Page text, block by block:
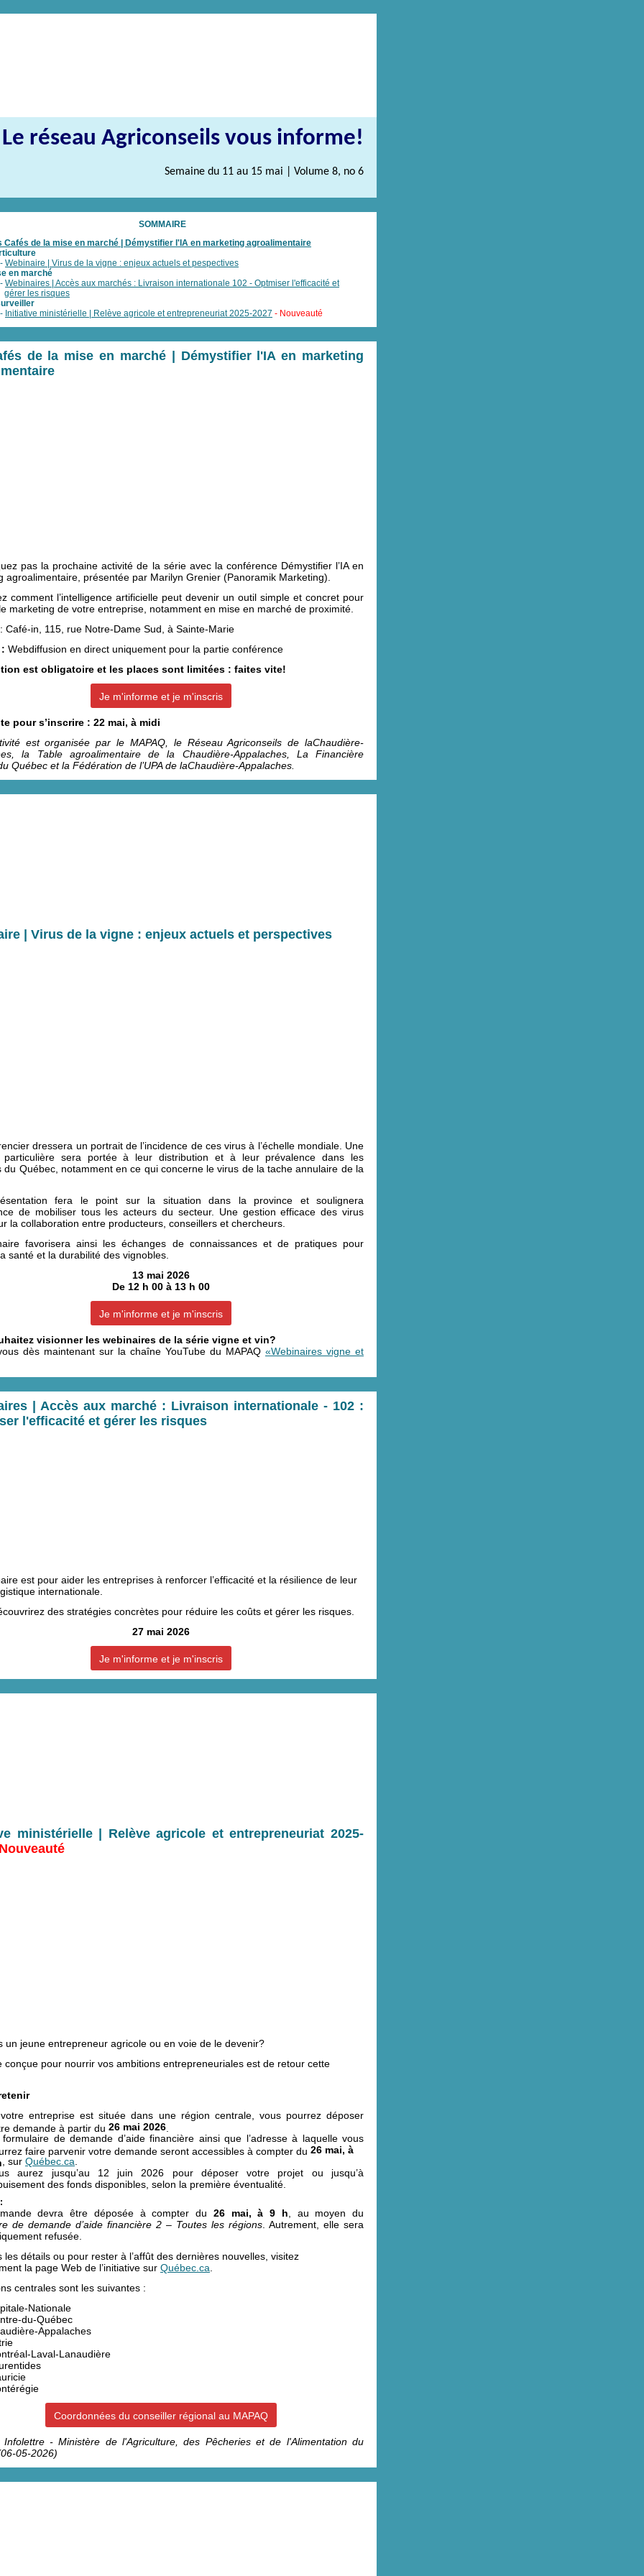
Le réseau Agriconseils vous informe!
Semaine du 11 au 15 mai | Volume 8, no 6
SOMMAIRE
Cafés de la mise en marché | Démystifier l'IA en marketing agroalimentaire
Webinaire | Virus de la vigne : enjeux actuels et pespectives
en marché
- Webinaires | Accès aux marchés : Livraison internationale 102 - Optmiser l'efficacité et
gérer les risques
Initiative ministérielle | Relève agricole et entrepreneuriat 2025-2027 - Nouveauté
de la mise en marché | Démystifier l'IA en marketing
pas la prochaine activité de la série avec la conférence Démystifier l’IA en
agroalimentaire, présentée par Marilyn Grenier (Panoramik Marketing).
comment l’intelligence artificielle peut devenir un outil simple et concret pour
marketing de votre entreprise, notamment en mise en marché de proximité.
: Café-in, 115, rue Notre-Dame Sud, à Sainte-Marie
Webdiffusion en direct uniquement pour la partie conférence
est obligatoire et les places sont limitées : faites vite!
Je m'informe et je m'inscris
pour s’inscrire : 22 mai, à midi
est organisée par le MAPAQ, le Réseau Agriconseils de laChaudière-
la Table agroalimentaire de la Chaudière-Appalaches, La Financière
Québec et la Fédération de l’UPA de laChaudière-Appalaches.
| Virus de la vigne : enjeux actuels et perspectives
dressera un portrait de l’incidence de ces virus à l’échelle mondiale. Une
particulière sera portée à leur distribution et à leur prévalence dans les
du Québec, notamment en ce qui concerne le virus de la tache annulaire de la
fera le point sur la situation dans la province et soulignera
de mobiliser tous les acteurs du secteur. Une gestion efficace des virus
la collaboration entre producteurs, conseillers et chercheurs.
favorisera ainsi les échanges de connaissances et de pratiques pour
santé et la durabilité des vignobles.
13 mai 2026
De 12 h 00 à 13 h 00
Je m'informe et je m'inscris
visionner les webinaires de la série vigne et vin?
dès maintenant sur la chaîne YouTube du MAPAQ «Webinaires vigne et
| Accès aux marché : Livraison internationale - 102 :
l'efficacité et gérer les risques
est pour aider les entreprises à renforcer l’efficacité et la résilience de leur
internationale.
des stratégies concrètes pour réduire les coûts et gérer les risques.
27 mai 2026
Je m'informe et je m'inscris
ministérielle | Relève agricole et entrepreneuriat 2025-
un jeune entrepreneur agricole ou en voie de le devenir?
conçue pour nourrir vos ambitions entrepreneuriales est de retour cette
entreprise est située dans une région centrale, vous pourrez déposer
demande à partir du 26 mai 2026
formulaire de demande d’aide financière ainsi que l’adresse à laquelle vous
faire parvenir votre demande seront accessibles à compter du 26 mai, à
, sur Québec.ca
aurez jusqu’au 12 juin 2026 pour déposer votre projet ou jusqu’à
des fonds disponibles, selon la première éventualité.
devra être déposée à compter du 26 mai, à 9 h , au moyen du
de demande d’aide financière 2 – Toutes les régions . Autrement, elle sera
refusée.
les détails ou pour rester à l’affût des dernières nouvelles, visitez
la page Web de l’initiative sur Québec.ca
centrales sont les suivantes :
Nationale
du-Québec
Appalaches
Laval-Lanaudière
Coordonnées du conseiller régional au MAPAQ
- Ministère de l'Agriculture, des Pêcheries et de l'Alimentation du
05-2026)